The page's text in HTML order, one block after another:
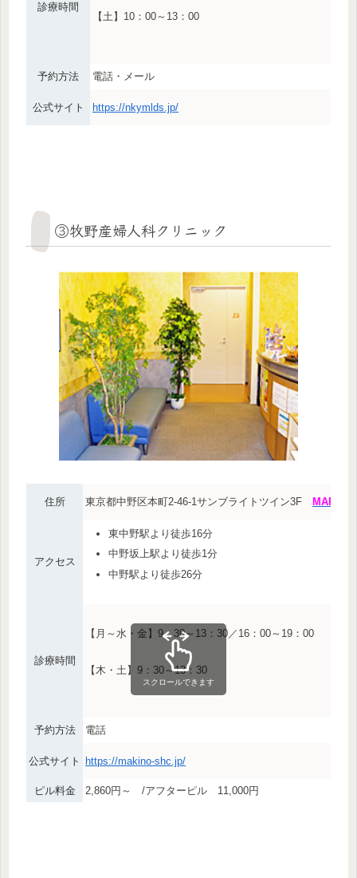
診療時間
【土】10：00～13：00
予約方法 電話・メール
公式サイト https://nkymlds.jp/
③牧野産婦人科クリニック
住所 東京都中野区本町2-46-1サンブライトツイン3F MAP
アクセス
東中野駅より徒歩16分
中野坂上駅より徒歩1分
中野駅より徒歩26分
診療時間
【月～水・金】9：30～13：30／16：00～19：00
【木・土】9：30～13：30
予約方法 電話
公式サイト https://makino-shc.jp/
ピル料金 2,860円～ /アフターピル 11,000円
スクロールできます